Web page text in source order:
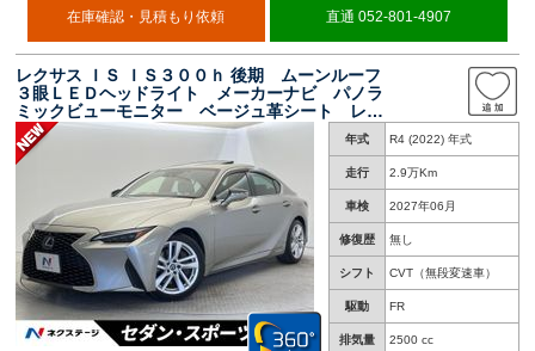
在庫確認・見積もり依頼 直通 052-801-4907
レクサス ＩＳ ＩＳ３００ｈ 後期 ムーンルーフ
３眼ＬＥＤヘッドライト メーカーナビ パノラ
ミックビューモニター ベージュ革シート レー
ダークルーズコントロール レーンキープアシス
ト プリクラッシュセーフティ ブラインドスポ
ット
年式 R4 (2022) 年式
走行 2.9万Km
車検 2027年06月
修復歴 無し
シフト CVT（無段変速車）
駆動 FR
排気量 2500 cc